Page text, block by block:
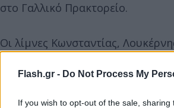
Flash.gr - Do Not Process My
If you wish to opt-out of the sale, sharing
στο Γαλλικό Πρακτορείο.
Οι λίμνες Κωνσταντίας,
επηρεαστεί.